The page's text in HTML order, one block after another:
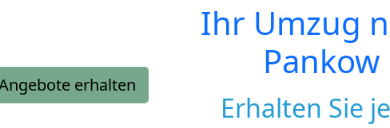
erhalten
Ihr Umzug
Pankow
Erhalten Sie